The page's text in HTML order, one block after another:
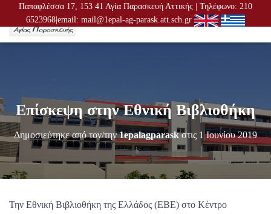
Παπαφλέσσα 17, 153 41 Αγία Παρασκευή Αττικής | Τηλέφωνο: 210
6523968|email: mail@1epal-ag-parask.att.sch.gr
Ν
Ή
Π
Λ
Ο
Η
Επίσκεψη στην Εθνική Βιβλιοθήκη
Δημοσιεύτηκε από τον/την1epalagparaskστις 1 Ιουνίου 2019
Την Εθνική Βιβλιοθήκη της Ελλάδος (ΕΒΕ) στο Κέντρο